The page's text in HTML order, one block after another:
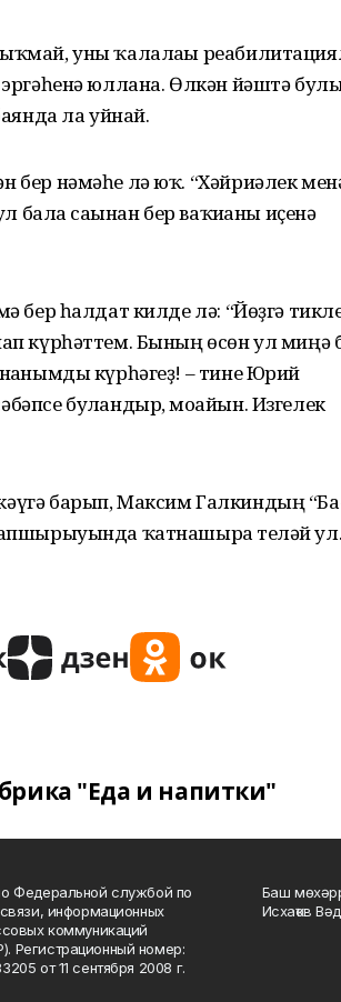
уны ҡалалағы
юллана. Өлкән йәштә
ла уйнай.
бер нәмәһе лә юҡ. “Хәйриәлек
бала сағынан бер ваҡиғаны иҫенә
бер һалдат килде лә: “Йөҙгә
күрһәттем. Бының өсөн ул миңә
күрһәгеҙ! – тине Юрий
булғандыр, моғайын. Изгелек
барып, Максим Галкиндың
ҡатнашырға теләй ул.
"Еда и напитки"
Федеральной службой по
информационных
коммуникаций
номер:
от 11 сентября 2008 г.
Баш
Исхаҡов